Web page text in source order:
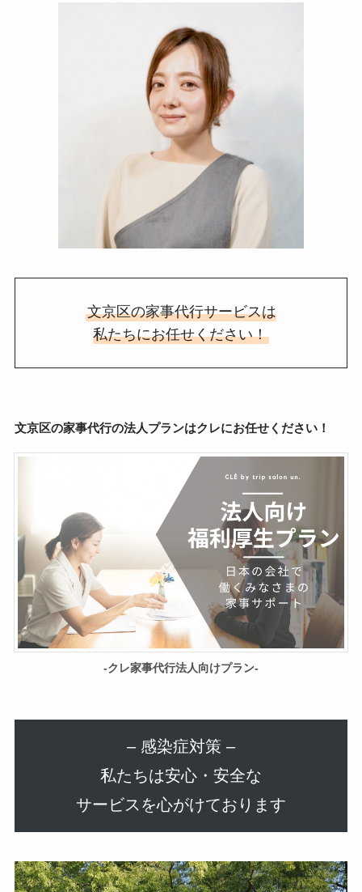
文京区の家事代行サービスは
私たちにお任せください！
文京区の家事代行の法人プランはクレにお任せください！
-クレ家事代行法人向けプラン-
– 感染症対策 –
私たちは安心・安全な
サービスを心がけております